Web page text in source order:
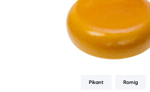
Pikant Romig